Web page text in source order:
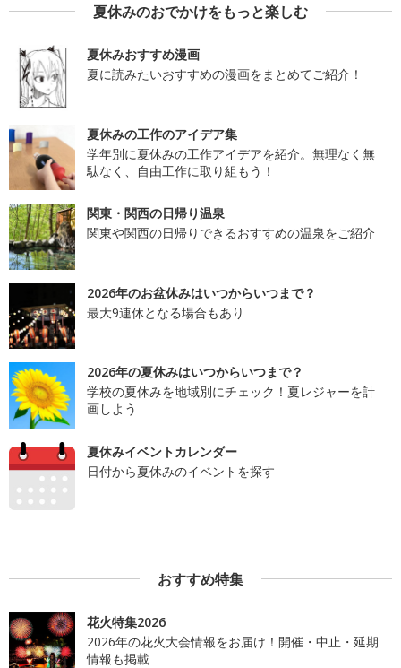
夏休みのおでかけをもっと楽しむ
夏休みおすすめ漫画
夏に読みたいおすすめの漫画をまとめてご紹介！
夏休みの工作のアイデア集
学年別に夏休みの工作アイデアを紹介。無理なく無
駄なく、自由工作に取り組もう！
関東・関西の日帰り温泉
関東や関西の日帰りできるおすすめの温泉をご紹介
2026年のお盆休みはいつからいつまで？
最大9連休となる場合もあり
2026年の夏休みはいつからいつまで？
学校の夏休みを地域別にチェック！夏レジャーを計
画しよう
夏休みイベントカレンダー
日付から夏休みのイベントを探す
おすすめ特集
花火特集2026
2026年の花火大会情報をお届け！開催・中止・延期
情報も掲載